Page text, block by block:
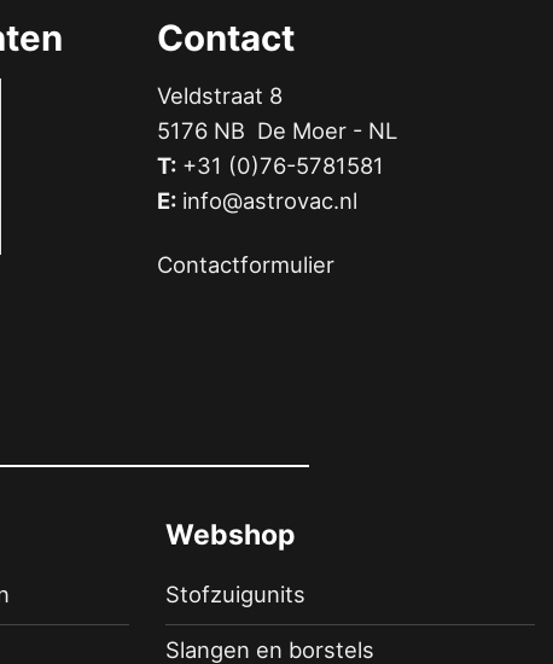
Contact
Veldstraat 8
5176 NB De Moer - NL
T: +31 (0)76-5781581
E: info@astrovac.nl
Contactformulier
Webshop
Stofzuigunits
Slangen en borstels